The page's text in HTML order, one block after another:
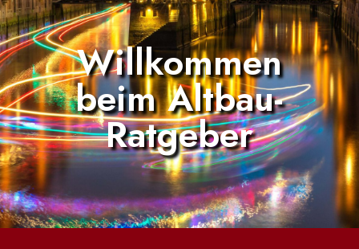
Willkommen
beim Altbau-
Ratgeber